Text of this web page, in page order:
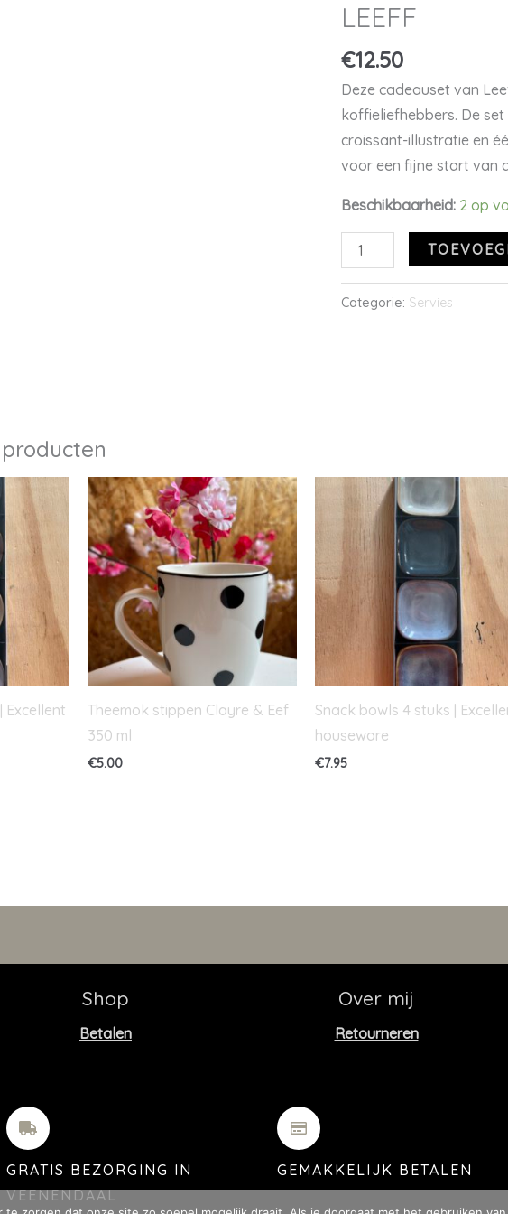
LEEFF
€12.50
Deze cadeauset van
koffieliefhebbers. De
croissant-illustratie en
voor een fijne start van
Beschikbaarheid: 2 op
van
2
stuks
|
LEEFF
aantal
Categorie: Servies
Excellent
Theemok stippen Clayre & Eef
350 ml
€5.00
Snack bowls 4 stuks |
houseware
€7.95
Shop Over mij
Betalen Retourneren
GRATIS BEZORGING IN
VEENENDAAL
GEMAKKELIJK BETALEN